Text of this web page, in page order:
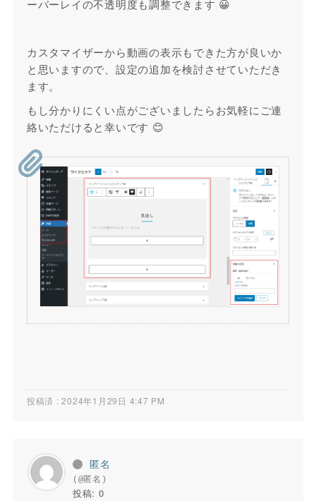
ーバーレイの不透明度も調整できます 😀
カスタマイザーから動画の表示もできた方が良いか
と思いますので、設定の追加を検討させていただき
ます。
もし分かりにくい点がございましたらお気軽にご連
絡いただけると幸いです 😊
投稿済 : 2024年1月29日 4:47 PM
匿名
(@匿名)
投稿: 0